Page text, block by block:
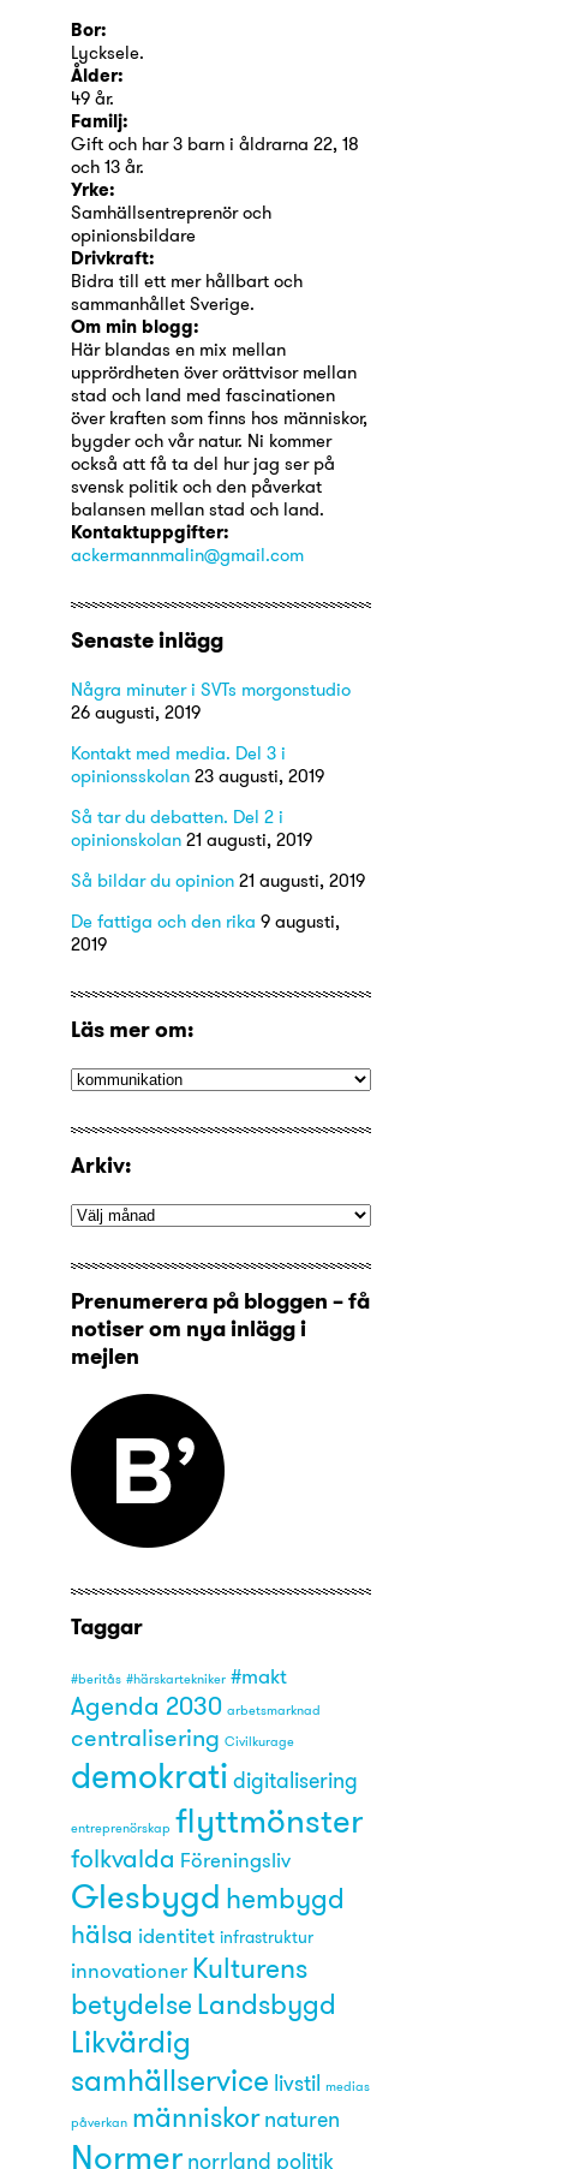
Bor:
Lycksele.
Ålder:
49 år.
Familj:
Gift och har 3 barn i åldrarna 22, 18
och 13 år.
Yrke:
Samhällsentreprenör och
opinionsbildare
Drivkraft:
Bidra till ett mer hållbart och
sammanhållet Sverige.
Om min blogg:
Här blandas en mix mellan
upprördheten över orättvisor mellan
stad och land med fascinationen
över kraften som finns hos människor,
bygder och vår natur. Ni kommer
också att få ta del hur jag ser på
svensk politik och den påverkat
balansen mellan stad och land.
Kontaktuppgifter:
ackermannmalin@gmail.com
Senaste inlägg
Några minuter i SVTs morgonstudio
26 augusti, 2019
Kontakt med media. Del 3 i
opinionsskolan 23 augusti, 2019
Så tar du debatten. Del 2 i
opinionskolan 21 augusti, 2019
Så bildar du opinion 21 augusti, 2019
De fattiga och den rika 9 augusti,
2019
Läs mer om:
Arkiv:
Prenumerera på bloggen – få
notiser om nya inlägg i
mejlen
Taggar
#beritås #härskartekniker #makt
Agenda 2030 arbetsmarknad
centralisering Civilkurage
demokrati digitalisering
entreprenörskap flyttmönster
folkvalda Föreningsliv
Glesbygd hembygd
hälsa identitet infrastruktur
innovationer Kulturens
betydelse Landsbygd
Likvärdig
samhällservice livstil medias
påverkan människor naturen
Normer norrland politik